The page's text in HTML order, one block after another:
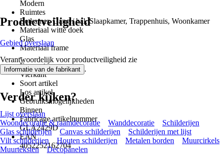
Modern
Ruimtes
Eetkamer, Gang / hal, Slaapkamer, Trappenhuis, Woonkamer
Materiaal witte doek
Glas
Materiaal frame
-
Formaat
Vierkant
Soort artikel
Los artikel
Gebruiksmogelijkheden
Binnen
Fabricage artikelnummer
GLA2429D
EAN
4052252162704
Productveiligheid
Gebied overslaan
Verantwoordelijk voor productveiligheid zie
Informatie van de fabrikant .
Verder kijken?
Lijst overslaan
Woondecoratie & raamdecoratie
Wanddecoratie
Schilderijen
Glas schilderijen
Canvas schilderijen
Schilderijen met lijst
Vilt schilderijen
Houten schilderijen Metalen borden
Muurcirkels
Muurteksten
Decopanelen